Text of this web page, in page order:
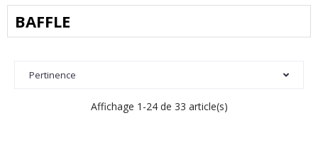
BAFFLE
Pertinence
Affichage 1-24 de 33 article(s)